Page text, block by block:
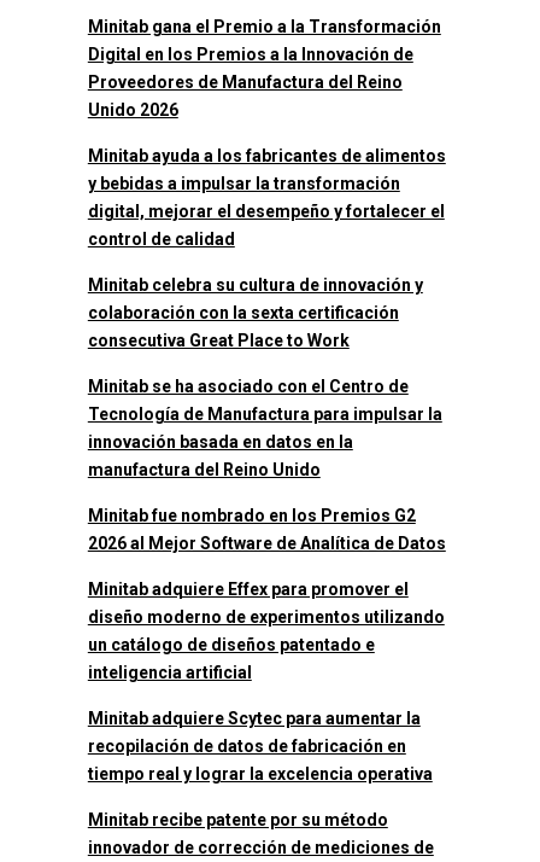
Minitab gana el Premio a la Transformación
Digital en los Premios a la Innovación de
Proveedores de Manufactura del Reino
Unido 2026
Minitab ayuda a los fabricantes de alimentos
y bebidas a impulsar la transformación
digital, mejorar el desempeño y fortalecer el
control de calidad
Minitab celebra su cultura de innovación y
colaboración con la sexta certificación
consecutiva Great Place to Work
Minitab se ha asociado con el Centro de
Tecnología de Manufactura para impulsar la
innovación basada en datos en la
manufactura del Reino Unido
Minitab fue nombrado en los Premios G2
2026 al Mejor Software de Analítica de Datos
Minitab adquiere Effex para promover el
diseño moderno de experimentos utilizando
un catálogo de diseños patentado e
inteligencia artificial
Minitab adquiere Scytec para aumentar la
recopilación de datos de fabricación en
tiempo real y lograr la excelencia operativa
Minitab recibe patente por su método
innovador de corrección de mediciones de